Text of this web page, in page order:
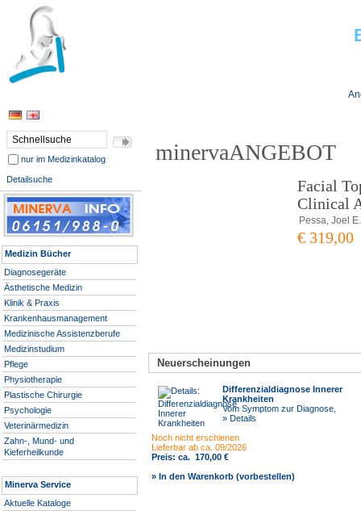
nur im Medizinkatalog
Detailsuche
Medizin Bücher
Diagnosegeräte
Ästhetische Medizin
Klinik & Praxis
Krankenhausmanagement
Medizinische Assistenzberufe
Medizinstudium
Pflege
Physiotherapie
Plastische Chirurgie
Psychologie
Veterinärmedizin
Zahn-, Mund- und
Kieferheilkunde
Minerva Service
Aktuelle Kataloge
minervaANGEBOT
Facial
Clinical
Pessa, Joel
€ 319,00
Neuerscheinungen
Differenzialdiagnose Innerer
Krankheiten
Vom Symptom zur Diagnose,
» Details
Noch nicht erschienen
Lieferbar ab ca. 09/2026
Preis: ca. 170,00 €
» In den Warenkorb (vorbestellen)